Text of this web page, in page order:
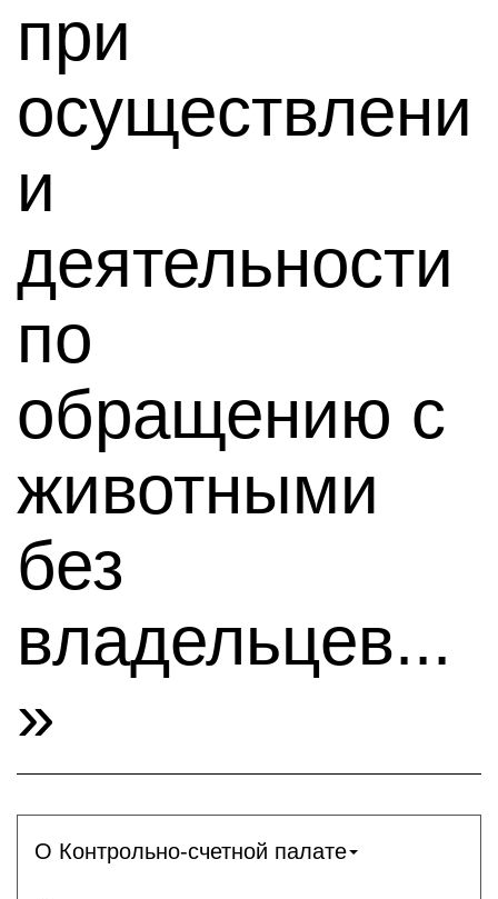
при
осуществлени
и
деятельности
по
обращению с
животными
без
владельцев...
»
О Контрольно-счетной палате